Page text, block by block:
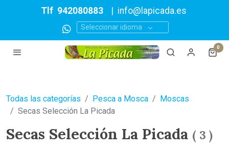
Tlf 942080883 info@lapicada.es
Seleccionar idioma
0
Todas las categorías Pesca a Mosca
Moscas
Secas Selección La Picada
Secas Selección La Picada ( 3 )